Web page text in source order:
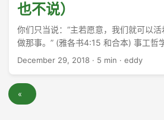
也不说）
你们只当说：“主若愿意，我们就可以
做那事。” (雅各书4:15 和合本) 事工
学（2）——圣俗之分（或音节之分）
（5）—to full or not to full, it’s about
多样性 事工哲学（7）——为羊舍命，还
学（8）—全职牧会并不带来安全感
December 29, 2018 · 5 min · eddy
«